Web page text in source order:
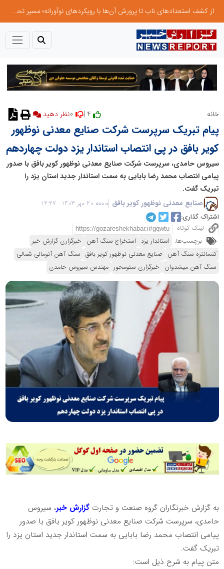
از کشف استعدادهای ناب تا پرورش آن‌ها با رویکردهای نوآورانه؛ مسیر تحول‌آفرین شنای ایران در سطح جهانی
خانه نظر دهید
پیام تبریک سرپرست شرکت صنایع معدنی نوظهور
کویر بافق در پی انتصاب استاندار یزد دولت چهاردهم
سیروس حامدی، سرپرست شرکت صنایع معدنی نوظهور کویر بافق با صدور
پیامی انتصاب محمد رضا بابایی به سمت استاندار جدید استان یزد را
تبریک گفت.
صنایع معدنی نوظهور کویر بافق جمعه 20 مهر 1403 - 12:27
اشتراک گذاری:
لینک کوتاه
برچسب‌ها: استاندار یزد استخراج سنگ آهن خبرگزاری گزارش خبر
کنسانتره سنگ آهن صنایع معدنی نوظهور کویر بافق سنگ آهن آنومالی شمالی
سنگ آهن میشدوان خبرگزاری سئومحور مهندس سیروس حامدی
به گزارش خبرنگاران گروه صنعت و تجارت گزارش خبر، سیروس
حامدی، سرپرست شرکت صنایع معدنی نوظهور کویر بافق با صدور
پیامی انتصاب محمد رضا بابایی به سمت استاندار جدید استان یزد را
تبریک گفت.
متن پیام به شرح ذیل است: